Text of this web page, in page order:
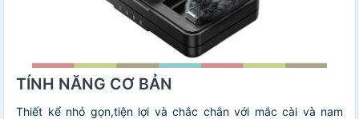
TÍNH NĂNG CƠ BẢN
Thiết kể nhỏ gọn,tiện lợi và chắc chắn với mắc cài và nam